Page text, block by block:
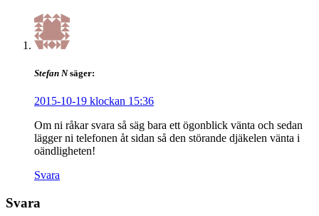
Stefan N säger:
2015-10-19 klockan 15:36
Om ni råkar svara så säg bara ett ögonblick vänta och sedan
lägger ni telefonen åt sidan så den störande djäkelen vänta i
oändligheten!
Svara
Svara